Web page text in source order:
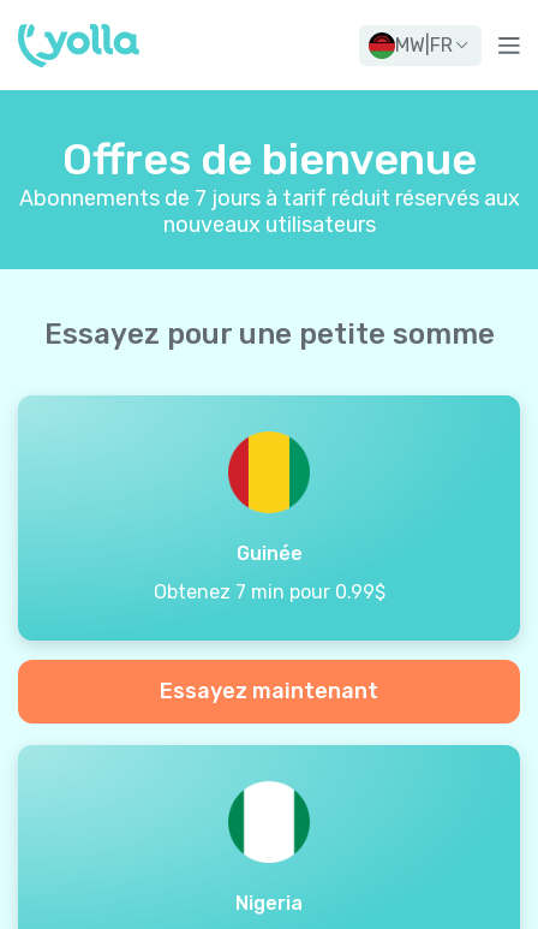
MW FR
Offres de bienvenue
Abonnements de 7 jours à tarif réduit réservés aux
nouveaux utilisateurs
Essayez pour une petite somme
Guinée
Obtenez 7 min pour 0.99$
Essayez maintenant
Nigeria